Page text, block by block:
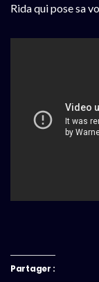
Rida qui pose sa
Partager :